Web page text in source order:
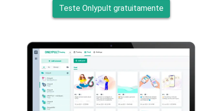
Teste Onlypult gratuitamente